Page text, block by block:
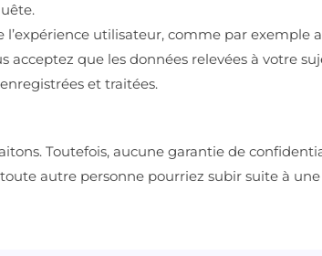
utilisateur, comme par exemple
acceptez que les données relevées à votre
et traitées.
Toutefois, aucune garantie de
autre personne pourriez subir suite à